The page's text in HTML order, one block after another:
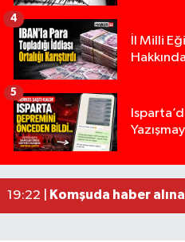
İl Milli
4
5
13:00 |Yığılca'da kardeşler
12:48 |Tur teknesi
02:26 |MOTOSİKLETLE
19:22 |
Komşuda haber